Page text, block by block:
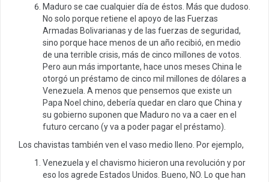
Maduro se cae cualquier día de éstos. Más que dudoso.
No solo porque retiene el apoyo de las Fuerzas
Armadas Bolivarianas y de las fuerzas de seguridad,
sino porque hace menos de un año recibió, en medio
de una terrible crisis, más de cinco millones de votos.
Pero aun más importante, hace unos meses China le
otorgó un préstamo de cinco mil millones de dólares a
Venezuela. A menos que pensemos que existe un
Papa Noel chino, debería quedar en claro que China y
su gobierno suponen que Maduro no va a caer en el
futuro cercano (y va a poder pagar el préstamo).
Los chavistas también ven el vaso medio lleno. Por ejemplo,
Venezuela y el chavismo hicieron una revolución y por
eso los agrede Estados Unidos. Bueno, NO. Lo que han